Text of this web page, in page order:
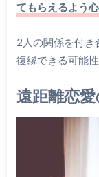
てもらえるよう
2人の関係を付き
復縁できる可能
遠距離恋